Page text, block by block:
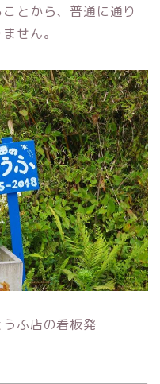
とから、普通に通り
せん。
ふ店の看板発